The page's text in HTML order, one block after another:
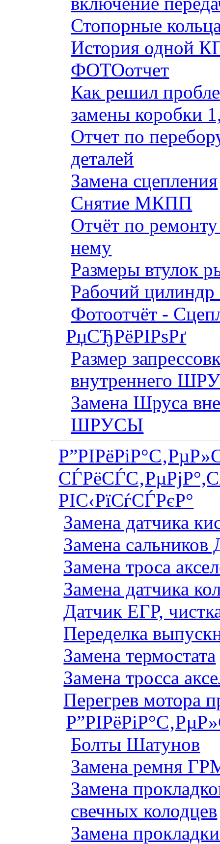
Стопорные
История одной
ФОТОотчет
Как решил
замены коробки
Отчет по
деталей
Замена сцепления
Снятие МКПП
Отчёт по
нему
Размеры втулок
Рабочий цилиндр
Фотоотчёт -
РџСЂРёРІРѕРґ
Размер
внутреннего
Замена Шруса
ШРУСЫ
РІС‹РїСѓСЃРєР°
Замена датчика
Замена сальников
Замена троса
Замена датчика
Датчик ЕГР,
Переделка
Замена термостата
Замена тросса
Перегрев мотора
Болты Шатунов
Замена ремня
Замена
свечных колодцев
Замена